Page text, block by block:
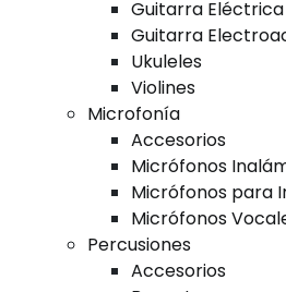
Guitarra Eléctrica
Guitarra
Ukuleles
Violines
Microfonía
Accesorios
Micrófonos
Micrófonos para
Micrófonos
Percusiones
Accesorios